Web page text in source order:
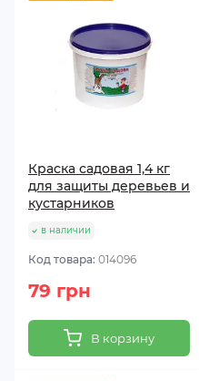
Краска садовая 1,4 кг
для защиты деревьев и
кустарников
в наличии
Код товара: 014096
79 грн
В корзину